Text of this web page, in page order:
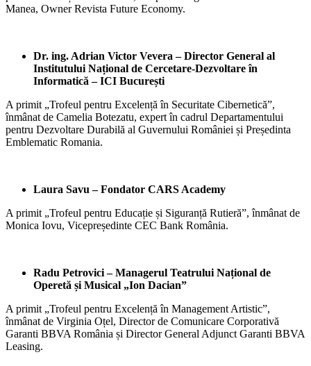
Manea, Owner Revista Future Economy.
Dr. ing. Adrian Victor Vevera –Director General al
Institutului Național de Cercetare-Dezvoltare în
Informatică – ICI București
A primit „Trofeul pentru Excelență în Securitate Cibernetică”,
înmânat de Camelia Botezatu, expert în cadrul Departamentului
pentru Dezvoltare Durabilă al Guvernului României și Președinta
Emblematic Romania.
Laura Savu – Fondator CARS Academy
A primit „Trofeul pentru Educație și Siguranță Rutieră”, înmânat de
Monica Iovu, Vicepreședinte CEC Bank România.
Radu Petrovici – Managerul Teatrului Național de
Operetă și Musical „Ion Dacian”
A primit „Trofeul pentru Excelență în Management Artistic”,
înmânat de Virginia Oțel, Director de Comunicare Corporativă
Garanti BBVA România și Director General Adjunct Garanti BBVA
Leasing.